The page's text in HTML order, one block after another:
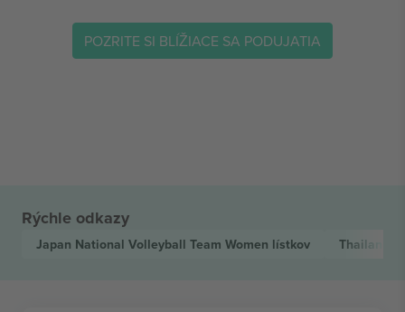
POZRITE SI BLÍŽIACE SA PODUJATIA
Rýchle odkazy
Japan National Volleyball Team Women lístkov Thailand